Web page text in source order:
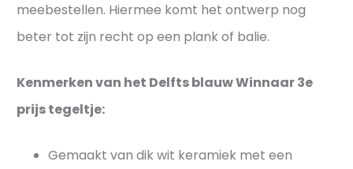
meebestellen. Hiermee komt het ontwerp nog
beter tot zijn recht op een plank of balie.
Kenmerken van het Delfts blauw Winnaar 3e
prijs tegeltje:
Gemaakt van dik wit keramiek met een